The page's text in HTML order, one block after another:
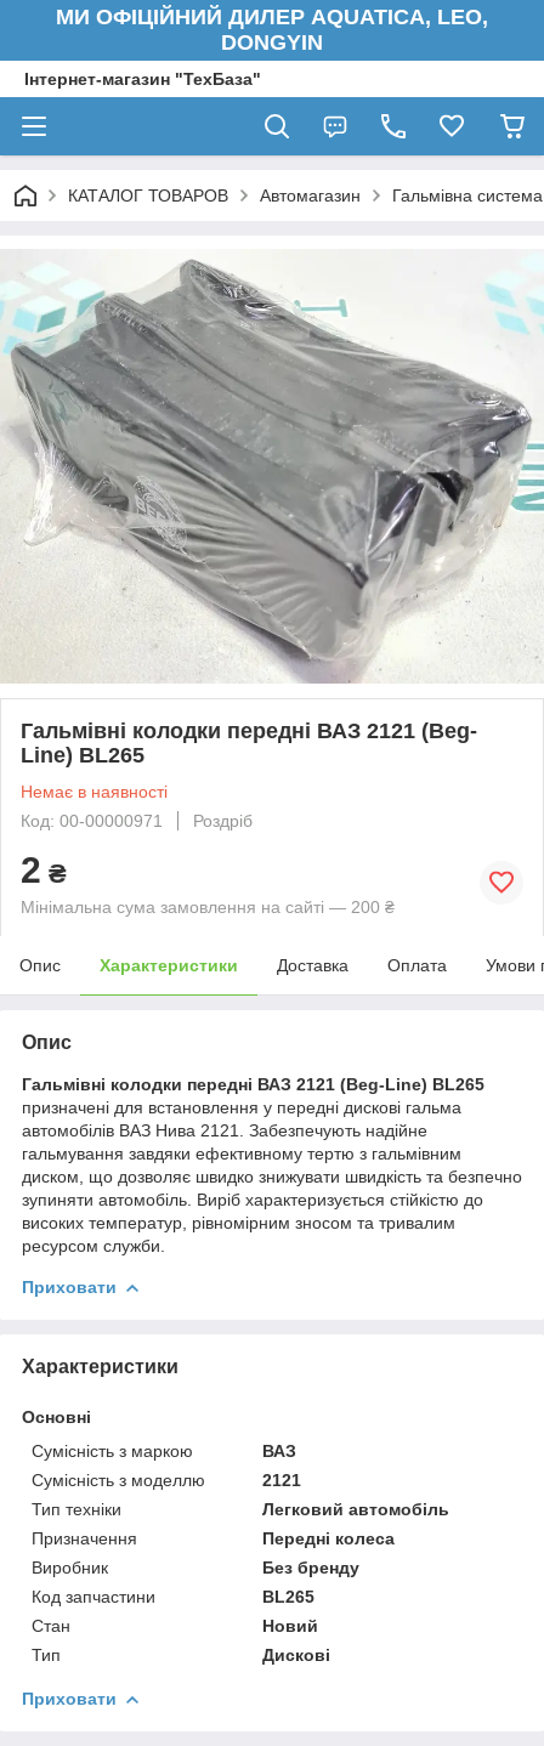
МИ ОФІЦІЙНИЙ ДИЛЕР AQUATICA, LEO,
DONGYIN
Інтернет-магазин "ТехБаза"
КАТАЛОГ ТОВАРОВ Автомагазин Гальмівна система
Гальмівні колодки передні ВАЗ 2121 (Beg-
Line) BL265
Немає в наявності
Код: 00-00000971
Роздріб
2 ₴
Мінімальна сума замовлення на сайті — 200 ₴
Опис Характеристики Доставка Оплата Умови
Опис
Гальмівні колодки передні ВАЗ 2121 (Beg-Line) BL265
призначені для встановлення у передні дискові гальма
автомобілів ВАЗ Нива 2121. Забезпечують надійне
гальмування завдяки ефективному тертю з гальмівним
диском, що дозволяє швидко знижувати швидкість та безпечно
зупиняти автомобіль. Виріб характеризується стійкістю до
високих температур, рівномірним зносом та тривалим
ресурсом служби.
Приховати
Характеристики
Основні
Сумісність з маркою
ВАЗ
Сумісність з моделлю
2121
Тип техніки
Легковий автомобіль
Призначення
Передні колеса
Виробник
Без бренду
Код запчастини
BL265
Стан
Новий
Тип
Дискові
Приховати